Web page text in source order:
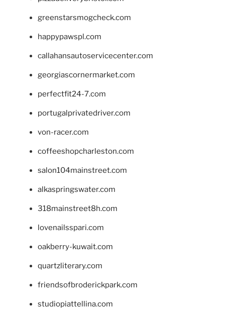
greenstarsmogcheck.com
happypawspl.com
callahansautoservicecenter.com
georgiascornermarket.com
perfectfit24-7.com
portugalprivatedriver.com
von-racer.com
coffeeshopcharleston.com
salon104mainstreet.com
alkaspringswater.com
318mainstreet8h.com
lovenailsspari.com
oakberry-kuwait.com
quartzliterary.com
friendsofbroderickpark.com
studiopiattellina.com